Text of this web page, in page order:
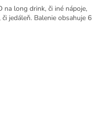
long drink, či iné nápoje,
jedáleň. Balenie obsahuje 6